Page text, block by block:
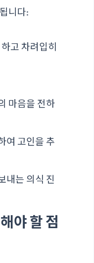
니다:
고 차려입히
마음을 전하
여 고인을 추
내는 의식 진
야 할 점